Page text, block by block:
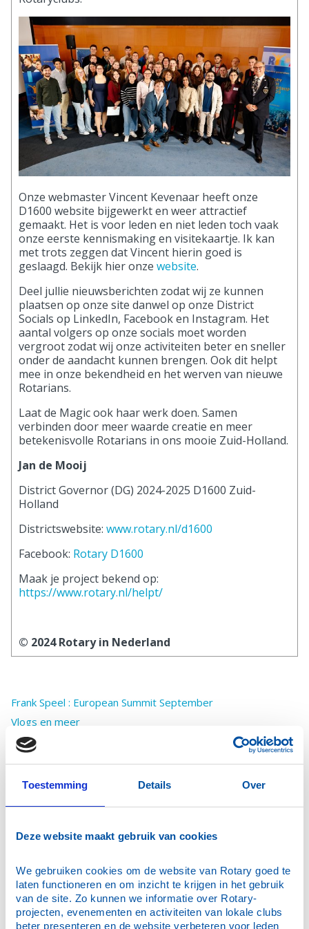
Toestemming Details Over
Deze website maakt gebruik van cookies
We gebruiken cookies om de website van Rotary goed te
laten functioneren en om inzicht te krijgen in het gebruik
van de site. Zo kunnen we informatie over Rotary-
projecten, evenementen en activiteiten van lokale clubs
beter presenteren en de website verbeteren voor leden
Onze webmaster Vincent Kevenaar heeft onze
D1600 website bijgewerkt en weer attractief
gemaakt. Het is voor leden en niet leden toch vaak
onze eerste kennismaking en visitekaartje. Ik kan
met trots zeggen dat Vincent hierin goed is
geslaagd. Bekijk hier onze website.
Deel jullie nieuwsberichten zodat wij ze kunnen
plaatsen op onze site danwel op onze District
Socials op LinkedIn, Facebook en Instagram. Het
aantal volgers op onze socials moet worden
vergroot zodat wij onze activiteiten beter en sneller
onder de aandacht kunnen brengen. Ook dit helpt
mee in onze bekendheid en het werven van nieuwe
Rotarians.
Laat de Magic ook haar werk doen. Samen
verbinden door meer waarde creatie en meer
betekenisvolle Rotarians in ons mooie Zuid-Holland.
Jan de Mooij
District Governor (DG) 2024-2025 D1600 Zuid-
Holland
Districtswebsite: www.rotary.nl/d1600
Facebook: Rotary D1600
Maak je project bekend op:
https://www.rotary.nl/helpt/
© 2024 Rotary in Nederland
Frank Speel : European Summit September
Vlogs en meer
Frank op bezoek bij leden en communicatie
Shelterbox voor Venezuela
Interact opgericht
Gearchiveerd nieuws
Wijnavond
Snelle actie vereist
26 september 2026 Bridge Drive